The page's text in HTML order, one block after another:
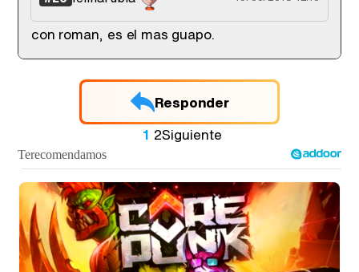
con roman, es el mas guapo.
Responder
1 2Siguiente